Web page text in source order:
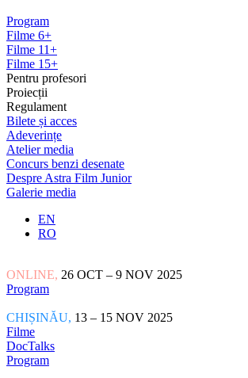
Program
Filme 6+
Filme 11+
Filme 15+
Pentru profesori
Proiecții
Regulament
Bilete și acces
Adeverințe
Atelier media
Concurs benzi desenate
Despre Astra Film Junior
Galerie media
EN
RO
ONLINE, 26 OCT – 9 NOV 2025
Program
CHIȘINĂU, 13 – 15 NOV 2025
Filme
DocTalks
Program